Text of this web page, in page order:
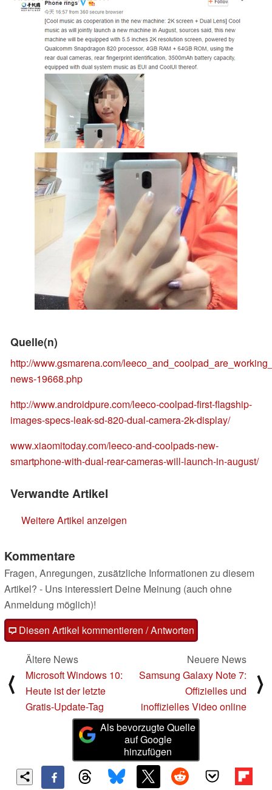
Quelle(n)
http://www.gsmarena.com/
news-19668.php
http://www.androidpure.com/leeco-coolpad-first-flagship-
images-specs-leak-sd-820-dual-camera-2k-display/
www.xiaomitoday.com/leeco-and-coolpads-new-
smartphone-with-dual-rear-cameras-will-launch-in-august/
Verwandte Artikel
Weitere Artikel anzeigen
Kommentare
Fragen, Anregungen, zusätzliche Informationen zu diesem
Artikel? - Uns interessiert Deine Meinung (auch ohne
Anmeldung möglich)!
Diesen Artikel kommentieren / Antworten
⟨
Ältere News
Microsoft Windows 10:
Heute ist der letzte
Gratis-Update-Tag
Neuere News
Samsung Galaxy Note 7:
Offizielles und
inoffizielles Video online
⟩
Als bevorzugte Quelle
auf Google
hinzufügen